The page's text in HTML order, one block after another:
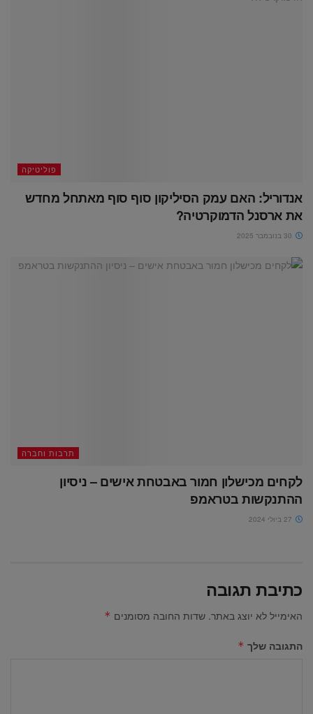
פוליטיקה
אנדוריל: האם עמק הסיליקון סוף סוף מאתחל מחדש
את ארסנל הדמוקרטיה?
תרבות וחברה
לקחים מכישלון חמור באבטחת אישים – ניסיון
ההתנקשות בטראמפ
כתיבת תגובה
האימייל לא יוצג באתר. שדות החובה מסומנים *
התגובה שלך *